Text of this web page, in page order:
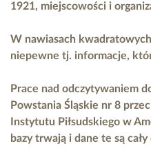
1921, miejscowości i
W nawiasach
niepewne tj. informacje,
Prace nad odczytywaniem
Powstania Śląskie nr 8
Instytutu Piłsudskiego w
bazy trwają i dane te są cały